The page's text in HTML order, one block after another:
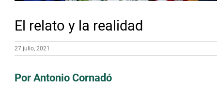
El relato y la realidad
27 julio, 2021
Por Antonio Cornadó